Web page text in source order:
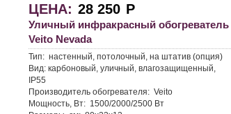
ЦЕНА: 28 250 Р
Уличный инфракрасный обогреватель
Veito Nevada
Тип: настенный, потолочный, на штатив (опция)
Вид: карбоновый, уличный, влагозащищенный,
IP55
Производитель обогревателя: Veito
Мощность, Вт: 1500/2000/2500 Вт